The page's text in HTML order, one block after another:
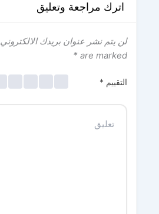
اترك مراجعة وتعليق
لن يتم نشر عنوان بريدك الالكتروني
are marked
*
التقييم *